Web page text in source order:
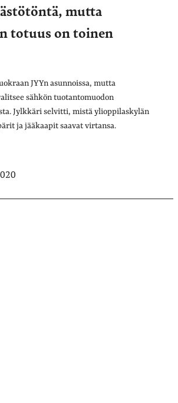
mutta
totuus on toinen
JYYn asunnoissa, mutta
sähkön tuotantomuodon
Jylkkäri selvitti, mistä ylioppilaskylän
ja jääkaapit saavat virtansa.